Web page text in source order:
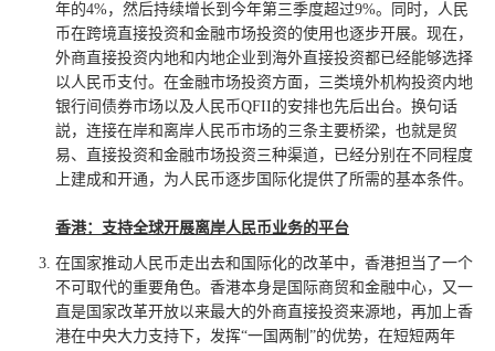
年的4%，然后持续增长到今年第三季度超过9%。同时，人民
币在跨境直接投资和金融市场投资的使用也逐步开展。现在，
外商直接投资内地和内地企业到海外直接投资都已经能够选择
以人民币支付。在金融市场投资方面，三类境外机构投资内地
银行间债券市场以及人民币QFII的安排也先后出台。换句话
説，连接在岸和离岸人民币市场的三条主要桥梁，也就是贸
易、直接投资和金融巿场投资三种渠道，已经分别在不同程度
上建成和开通，为人民币逐步国际化提供了所需的基本条件。
香港：支持全球开展离岸人民币业务的平台
在国家推动人民币走出去和国际化的改革中，香港担当了一个
不可取代的重要角色。香港本身是国际商贸和金融中心，又一
直是国家改革开放以来最大的外商直接投资来源地，再加上香
港在中央大力支持下，发挥“一国两制”的优势，在短短两年